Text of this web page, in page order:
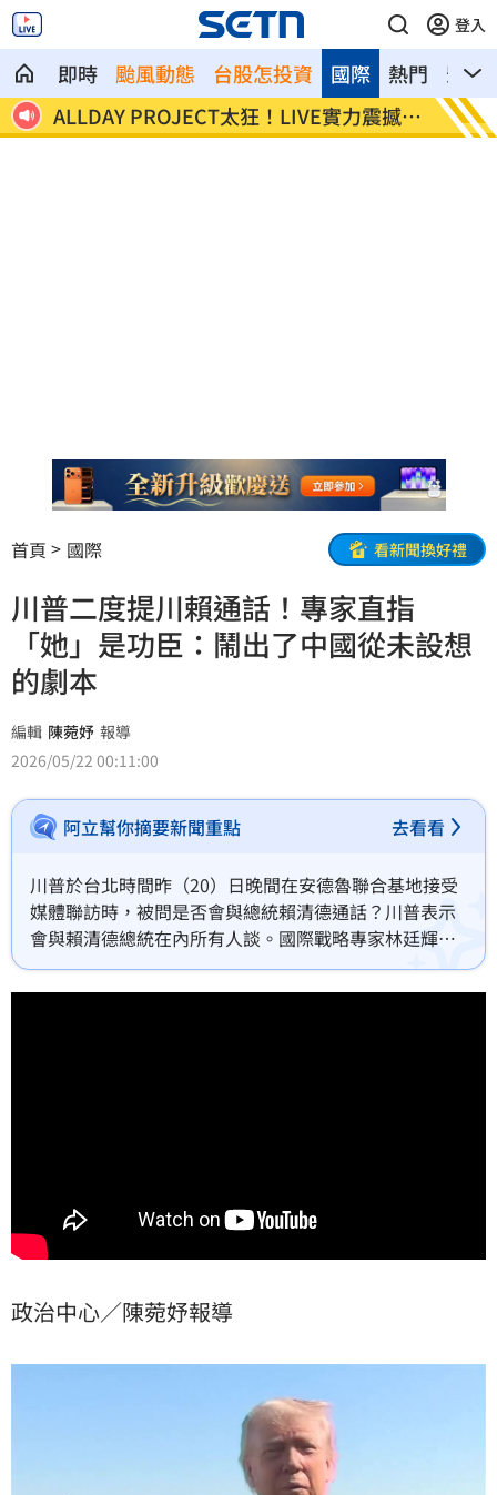
登入
即時 颱風動態 台股怎投資 熱門 影音
國際
全 顧立雄視導第三作戰區 慰勉參演官兵辛
勞
放雙
首頁 國際 看新聞換好禮
川普二度提川賴通話！專家直指
「她」是功臣：鬧出了中國從未設想
的劇本
編輯 陳菀妤 報導
2026/05/22 00:11:00
阿立幫你摘要新聞重點 去看看
川普於台北時間昨（20）日晚間在安德魯聯合基地接受
媒體聯訪時，被問是否會與總統賴清德通話？川普表示
會與賴清德總統在內所有人談。國際戰略專家林廷輝今
（21）日在三立政論節目《新台派上線》中表示，國民
黨主席鄭麗文擋軍購把整件事鬧大了，把軍購的位階拉
政治中心／陳菀妤報導